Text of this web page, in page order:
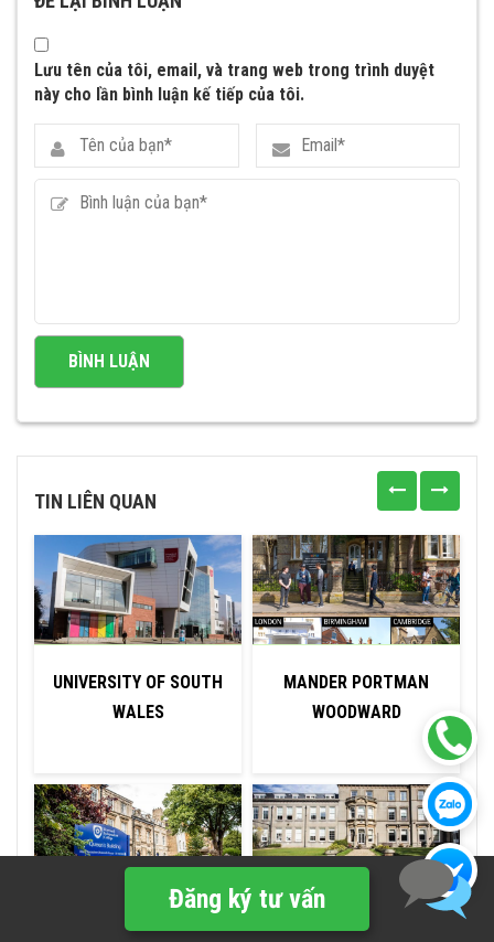
Lưu tên của tôi, email, và trang web trong trình duyệt
này cho lần bình luận kế tiếp của tôi.
TIN LIÊN QUAN
UNIVERSITY OF SOUTH
WALES
BOSWORTH
MANDER PORTMAN
WOODWARD
BOURNEMOUTH
Đăng ký tư vấn